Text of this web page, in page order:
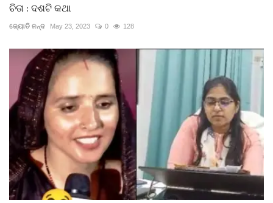
ଚିତା : ଦଶଟି କଥା
ଜ୍ୟୋତି ନନ୍ଦ May 23, 2023 0 128